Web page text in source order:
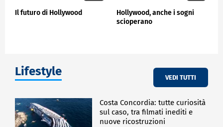
Il futuro di Hollywood
Hollywood, anche i sogni
scioperano
Lifestyle VEDI TUTTI
Costa Concordia: tutte curiosità
sul caso, tra filmati inediti e
nuove ricostruzioni